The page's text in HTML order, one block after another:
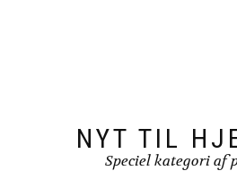
NYT TIL
Speciel kategori af